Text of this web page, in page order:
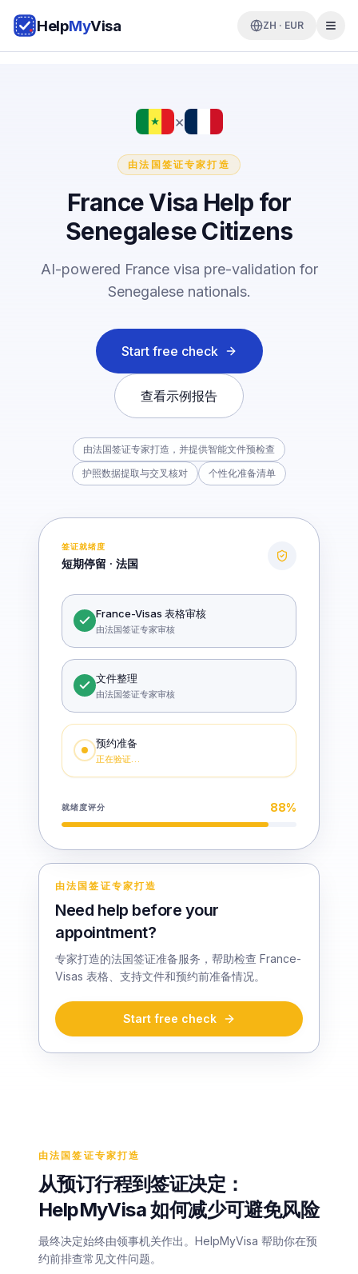
HelpMyVisa ZH · EUR
×
由法国签证专家打造
France Visa Help for
Senegalese Citizens
AI-powered France visa pre-validation for
Senegalese nationals.
Start free check
查看示例报告
由法国签证专家打造，并提供智能文件预检查
护照数据提取与交叉核对
个性化准备清单
签证就绪度
短期停留 · 法国
France-Visas 表格审核
由法国签证专家审核
文件整理
由法国签证专家审核
预约准备
正在验证…
就绪度评分 88%
由法国签证专家打造
Need help before your
appointment?
专家打造的法国签证准备服务，帮助检查 France-
Visas 表格、支持文件和预约前准备情况。
Start free check
由法国签证专家打造
从预订行程到签证决定：
HelpMyVisa 如何减少可避免风险
最终决定始终由领事机关作出。HelpMyVisa 帮助你在预
约前排查常见文件问题。